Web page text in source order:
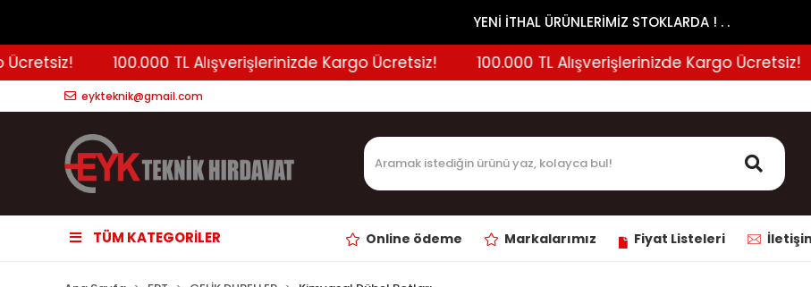
YENİ İTHAL ÜRÜNLERİMİZ STOKLARDA ! . .
100.000 TL Alışverişlerinizde Kargo Ücretsiz! 100.000 TL Alışverişlerinizde Kargo Ücretsiz!
eykteknik@gmail.com
TÜM KATEGORİLER Online ödeme Markalarımız Fiyat Listeleri